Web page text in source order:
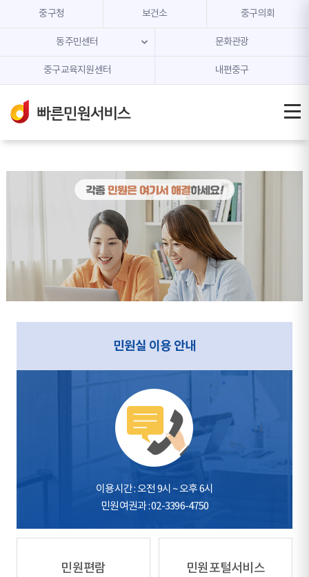
본문 내용 바로가기
주메뉴 바로가기
중구청 보건소 중구의회
동주민센터 문화관광
중구교육지원센터 내편중구
민원실 이용 안내
이용시간 : 오전 9시 ~ 오후 6시
민원여권과 : 02-3396-4750
민원편람 민원포털서비스